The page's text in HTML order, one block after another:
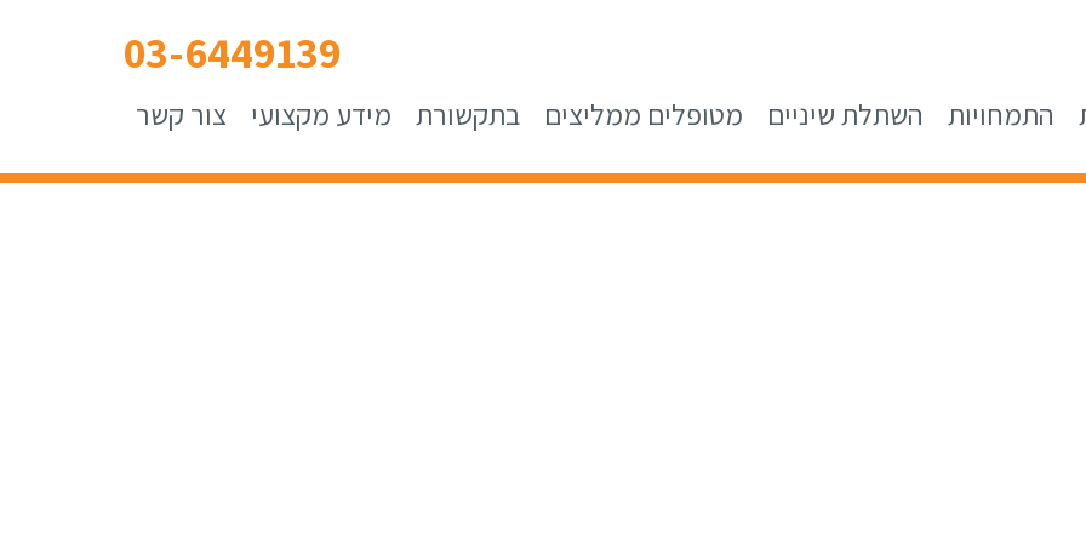
03-6449139
התמחויות השתלת שיניים מטופלים ממליצים בתקשורת מידע מקצועי צור קשר